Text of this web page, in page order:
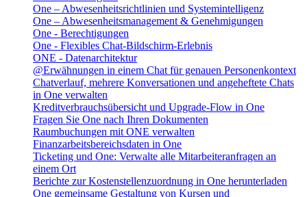
One – Abwesenheitsrichtlinien und Systemintelligenz
One – Abwesenheitsmanagement & Genehmigungen
One - Berechtigungen
One - Flexibles Chat-Bildschirm-Erlebnis
ONE - Datenarchitektur
@Erwähnungen in einem Chat für genauen Personenkontext
Chatverlauf, mehrere Konversationen und angeheftete Chats
in One verwalten
Kreditverbrauchsübersicht und Upgrade-Flow in One
Fragen Sie One nach Ihren Dokumenten
Raumbuchungen mit ONE verwalten
Finanzarbeitsbereichsdaten in One
Ticketing und One: Verwalte alle Mitarbeiteranfragen an
einem Ort
Berichte zur Kostenstellenzuordnung in One herunterladen
One gemeinsame Gestaltung von Kursen und